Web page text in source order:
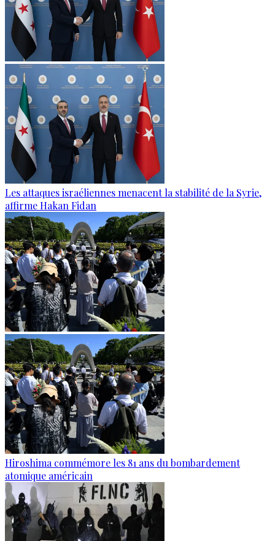
Les attaques israéliennes menacent la stabilité de la Syrie,
affirme Hakan Fidan
Hiroshima commémore les 81 ans du bombardement
atomique américain